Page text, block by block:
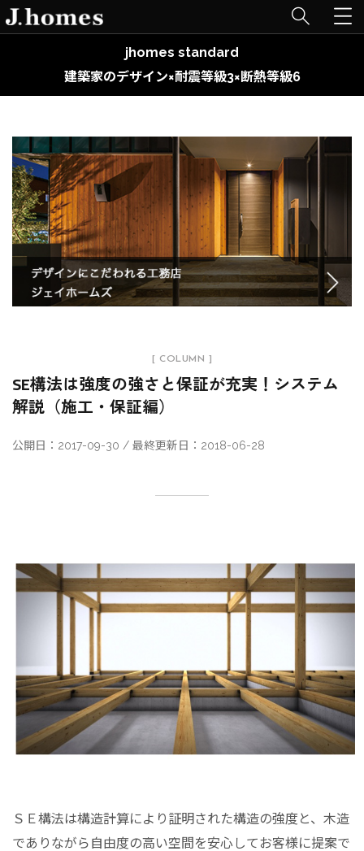
jhomes standard
建築家のデザイン×耐震等級3×断熱等級6
[ COLUMN ]
SE構法は強度の強さと保証が充実！システム
解説（施工・保証編）
公開日：2017-09-30 / 最終更新日：2018-06-28
ＳＥ構法は構造計算により証明された構造の強度と、木造
でありながら自由度の高い空間を安心してお客様に提案で